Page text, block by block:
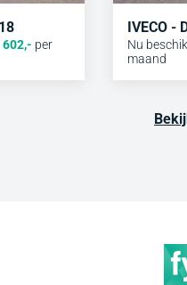
602,- per
IVECO -
Nu
maand